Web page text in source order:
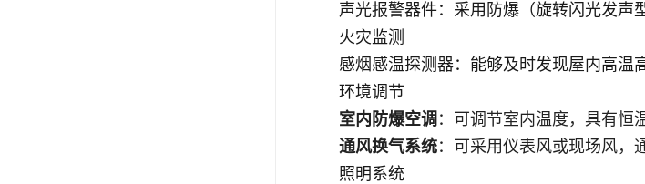
声光报警器件：采用防爆（旋转闪光发声
火灾监测
感烟感温探测器：能够及时发现屋内高温
环境调节
室内防爆空调 ：可调节室内温度，具有恒
通风换气系统：可采用仪表风或现场风，
照明系统